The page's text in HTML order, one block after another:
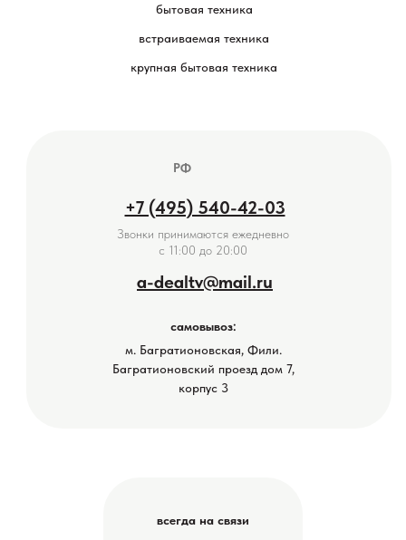
м. Багратионовская, Фили.
Багратионовский проезд дом 7,
корпус 3
+7 (495) 540-42-03
a-dealtv@mail.ru
Звонки принимаются ежедневно
с 11:00 до 20:00
самовывоз:
РФ
всегда на связи
крупная бытовая техника
бытовая техника
встраиваемая техника